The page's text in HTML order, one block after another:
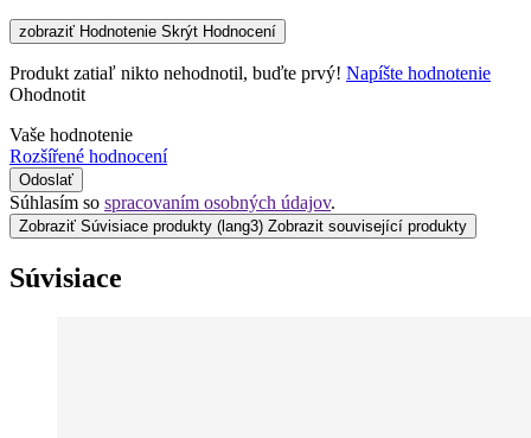
zobraziť Hodnotenie Skrýt Hodnocení
Produkt zatiaľ nikto nehodnotil, buďte prvý! Napíšte hodnotenie
Ohodnotit
Vaše hodnotenie
Rozšířené hodnocení
Odoslať
Súhlasím so spracovaním osobných údajov.
Zobraziť Súvisiace produkty (lang3) Zobrazit související produkty
Súvisiace